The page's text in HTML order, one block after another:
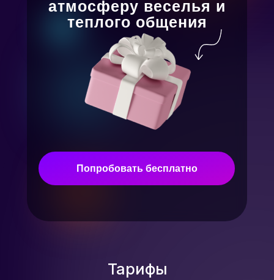
атмосферу веселья и
теплого общения
Попробовать бесплатно
Тарифы